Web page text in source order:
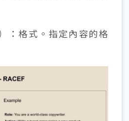
：格式。指定內容的格